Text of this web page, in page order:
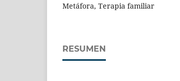
Metáfora, Terapia familiar
RESUMEN